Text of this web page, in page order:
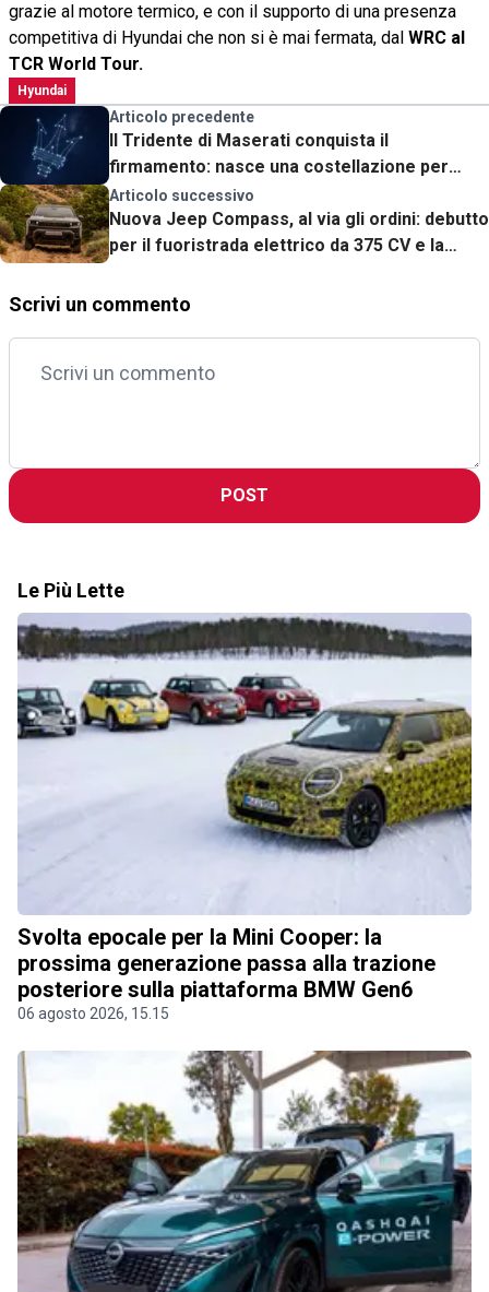
grazie al motore termico, e con il supporto di una presenza
competitiva di Hyundai che non si è mai fermata, dal WRC al
TCR World Tour.
Hyundai
Articolo precedente
Il Tridente di Maserati conquista il
firmamento: nasce una costellazione per
celebrare i cento anni del logo
Articolo successivo
Nuova Jeep Compass, al via gli ordini: debutto
per il fuoristrada elettrico da 375 CV e la
Scrivi un commento
POST
Le Più Lette
Svolta epocale per la Mini Cooper: la
prossima generazione passa alla trazione
posteriore sulla piattaforma BMW Gen6
06 agosto 2026, 15.15